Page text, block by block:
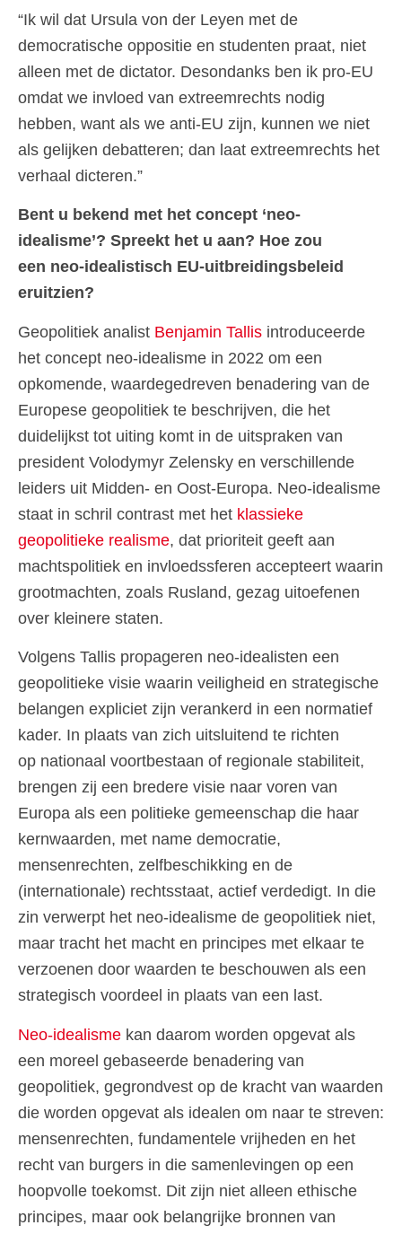
“Ik wil dat Ursula von der Leyen met de
democratische oppositie en studenten praat, niet
alleen met de dictator. Desondanks ben ik pro-EU
omdat we invloed van extreemrechts nodig
hebben, want als we anti-EU zijn, kunnen we niet
als gelijken debatteren; dan laat extreemrechts het
verhaal dicteren.”
Bent u bekend met het concept ‘neo-
idealisme’? Spreekt het u aan? Hoe zou
een neo-idealistisch EU-uitbreidingsbeleid
eruitzien?
Geopolitiek analist Benjamin Tallis introduceerde
het concept neo-idealisme in 2022 om een
opkomende, waardegedreven benadering van de
Europese geopolitiek te beschrijven, die het
duidelijkst tot uiting komt in de uitspraken van
president Volodymyr Zelensky en verschillende
leiders uit Midden- en Oost-Europa. Neo-idealisme
staat in schril contrast met het klassieke
geopolitieke realisme, dat prioriteit geeft aan
machtspolitiek en invloedssferen accepteert waarin
grootmachten, zoals Rusland, gezag uitoefenen
over kleinere staten.
Volgens Tallis propageren neo-idealisten een
geopolitieke visie waarin veiligheid en strategische
belangen expliciet zijn verankerd in een normatief
kader. In plaats van zich uitsluitend te richten
op nationaal voortbestaan of regionale stabiliteit,
brengen zij een bredere visie naar voren van
Europa als een politieke gemeenschap die haar
kernwaarden, met name democratie,
mensenrechten, zelfbeschikking en de
(internationale) rechtsstaat, actief verdedigt. In die
zin verwerpt het neo-idealisme de geopolitiek niet,
maar tracht het macht en principes met elkaar te
verzoenen door waarden te beschouwen als een
strategisch voordeel in plaats van een last.
Neo-idealisme kan daarom worden opgevat als
een moreel gebaseerde benadering van
geopolitiek, gegrondvest op de kracht van waarden
die worden opgevat als idealen om naar te streven:
mensenrechten, fundamentele vrijheden en het
recht van burgers in die samenlevingen op een
hoopvolle toekomst. Dit zijn niet alleen ethische
principes, maar ook belangrijke bronnen van